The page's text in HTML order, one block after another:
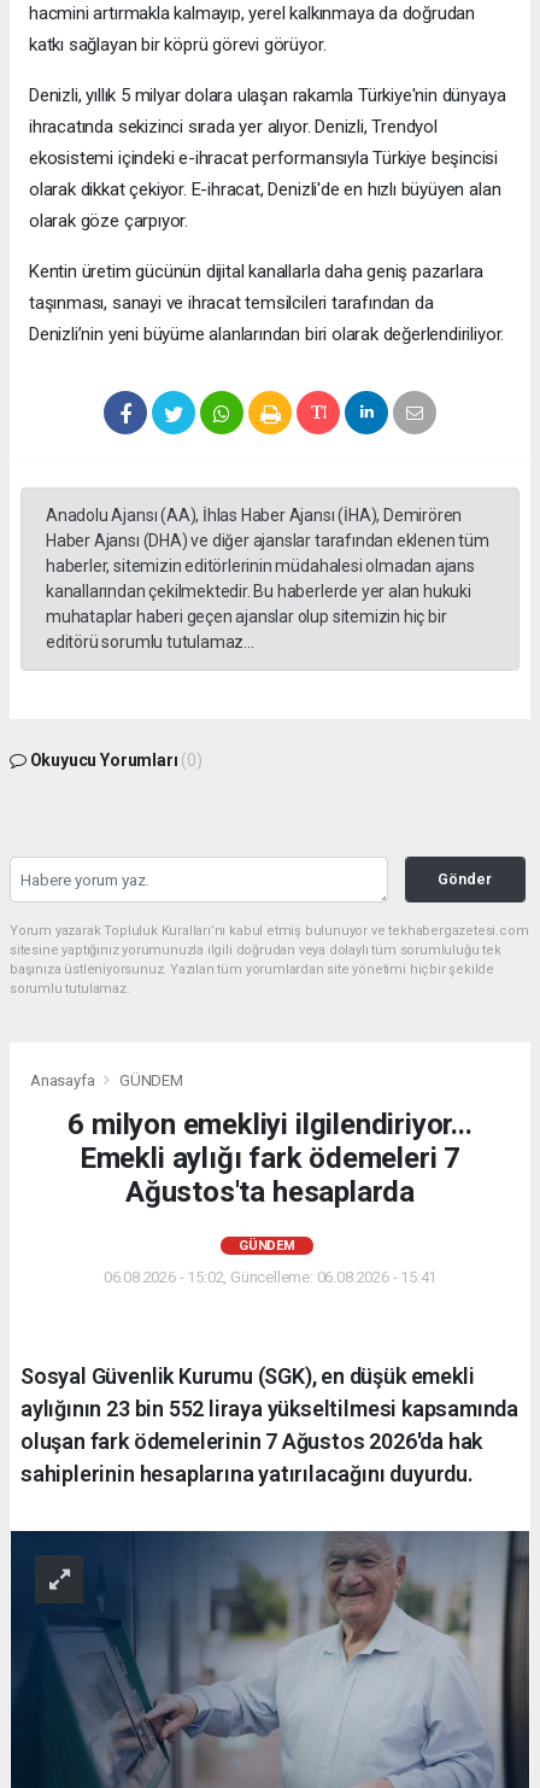
hacmini artırmakla kalmayıp, yerel kalkınmaya da doğrudan
katkı sağlayan bir köprü görevi görüyor.
Denizli, yıllık 5 milyar dolara ulaşan rakamla Türkiye'nin dünyaya
ihracatında sekizinci sırada yer alıyor. Denizli, Trendyol
ekosistemi içindeki e-ihracat performansıyla Türkiye beşincisi
olarak dikkat çekiyor. E-ihracat, Denizli'de en hızlı büyüyen alan
olarak göze çarpıyor.
Kentin üretim gücünün dijital kanallarla daha geniş pazarlara
taşınması, sanayi ve ihracat temsilcileri tarafından da
Denizli’nin yeni büyüme alanlarından biri olarak değerlendiriliyor.
Anadolu Ajansı (AA), İhlas Haber Ajansı (İHA), Demirören
Haber Ajansı (DHA) ve diğer ajanslar tarafından eklenen tüm
haberler, sitemizin editörlerinin müdahalesi olmadan ajans
kanallarından çekilmektedir. Bu haberlerde yer alan hukuki
muhataplar haberi geçen ajanslar olup sitemizin hiç bir
editörü sorumlu tutulamaz...
Okuyucu Yorumları (0)
Gönder
Yorum yazarak Topluluk Kuralları’nı kabul etmiş bulunuyor ve tekhabergazetesi.com
sitesine yaptığınız yorumunuzla ilgili doğrudan veya dolaylı tüm sorumluluğu tek
başınıza üstleniyorsunuz. Yazılan tüm yorumlardan site yönetimi hiçbir şekilde
sorumlu tutulamaz.
Anasayfa GÜNDEM
6 milyon emekliyi ilgilendiriyor...
Emekli aylığı fark ödemeleri 7
Ağustos'ta hesaplarda
GÜNDEM
06.08.2026 - 15:02, Güncelleme: 06.08.2026 - 15:41
Sosyal Güvenlik Kurumu (SGK), en düşük emekli
aylığının 23 bin 552 liraya yükseltilmesi kapsamında
oluşan fark ödemelerinin 7 Ağustos 2026'da hak
sahiplerinin hesaplarına yatırılacağını duyurdu.